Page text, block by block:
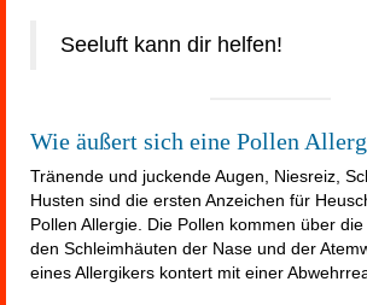
Seeluft kann dir helfen!
Wie äußert sich eine Pollen
Tränende und juckende Augen, Niesreiz,
Husten sind die ersten Anzeichen für
Pollen Allergie. Die Pollen kommen über
den Schleimhäuten der Nase und der
eines Allergikers kontert mit einer